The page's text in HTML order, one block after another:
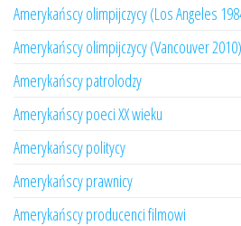
Amerykańscy olimpijczycy (Los Angeles
Amerykańscy olimpijczycy (Vancouver 2010)
Amerykańscy patrolodzy
Amerykańscy poeci XX wieku
Amerykańscy politycy
Amerykańscy prawnicy
Amerykańscy producenci filmowi